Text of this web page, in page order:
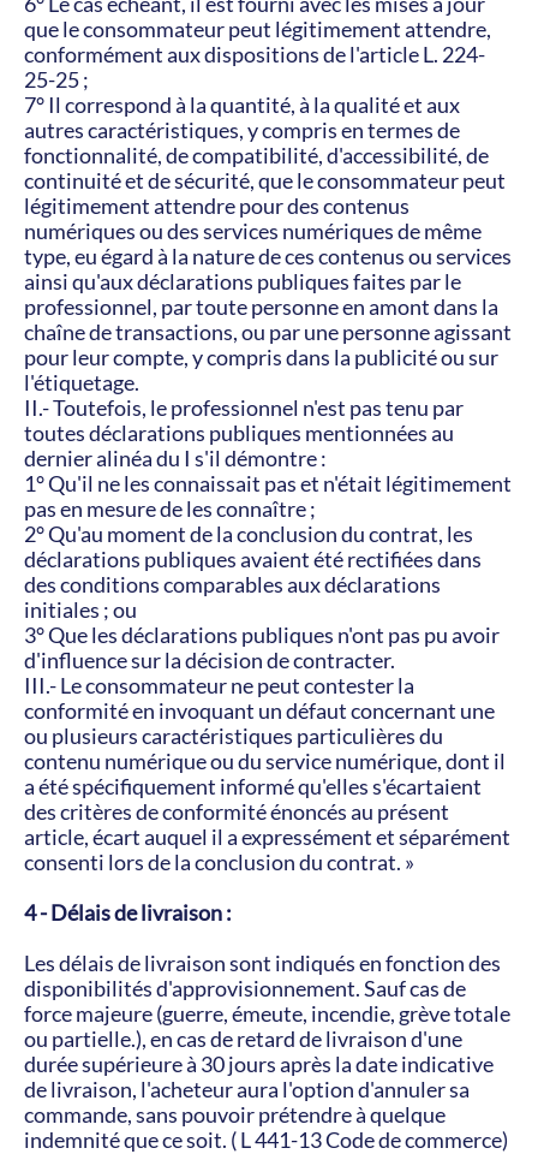
que le consommateur peut légitimement attendre,
conformément aux dispositions de l'article L. 224-
25-25 ;
7° Il correspond à la quantité, à la qualité et aux
autres caractéristiques, y compris en termes de
fonctionnalité, de compatibilité, d'accessibilité, de
continuité et de sécurité, que le consommateur peut
légitimement attendre pour des contenus
numériques ou des services numériques de même
type, eu égard à la nature de ces contenus ou services
ainsi qu'aux déclarations publiques faites par le
professionnel, par toute personne en amont dans la
chaîne de transactions, ou par une personne agissant
pour leur compte, y compris dans la publicité ou sur
l'étiquetage.
II.- Toutefois, le professionnel n'est pas tenu par
toutes déclarations publiques mentionnées au
dernier alinéa du I s'il démontre :
1° Qu'il ne les connaissait pas et n'était légitimement
pas en mesure de les connaître ;
2° Qu'au moment de la conclusion du contrat, les
déclarations publiques avaient été rectifiées dans
des conditions comparables aux déclarations
initiales ; ou
3° Que les déclarations publiques n'ont pas pu avoir
d'influence sur la décision de contracter.
III.- Le consommateur ne peut contester la
conformité en invoquant un défaut concernant une
ou plusieurs caractéristiques particulières du
contenu numérique ou du service numérique, dont il
a été spécifiquement informé qu'elles s'écartaient
des critères de conformité énoncés au présent
article, écart auquel il a expressément et séparément
consenti lors de la conclusion du contrat. »
4 - Délais de livraison :
Les délais de livraison sont indiqués en fonction des
disponibilités d'approvisionnement. Sauf cas de
force majeure (guerre, émeute, incendie, grève totale
ou partielle.), en cas de retard de livraison d'une
durée supérieure à 30 jours après la date indicative
de livraison, l'acheteur aura l'option d'annuler sa
commande, sans pouvoir prétendre à quelque
indemnité que ce soit. ( L 441-13 Code de commerce)